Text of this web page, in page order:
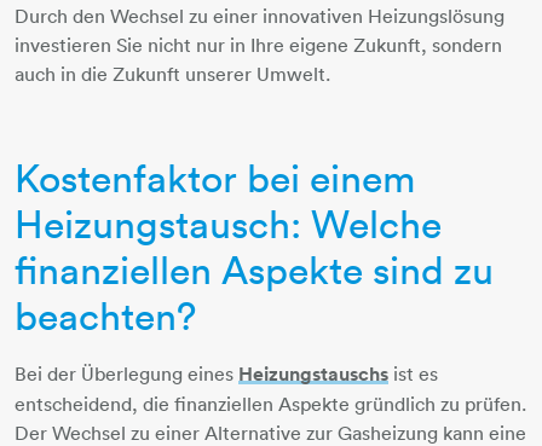
Durch den Wechsel zu einer innovativen Heizungslösung
investieren Sie nicht nur in Ihre eigene Zukunft, sondern
auch in die Zukunft unserer Umwelt.
Kostenfaktor bei einem
Heizungstausch: Welche
finanziellen Aspekte sind zu
beachten?
Bei der Überlegung eines Heizungstauschs ​​​​​​​ ist es
entscheidend, die finanziellen Aspekte gründlich zu prüfen.
Der Wechsel zu einer Alternative zur Gasheizung kann eine